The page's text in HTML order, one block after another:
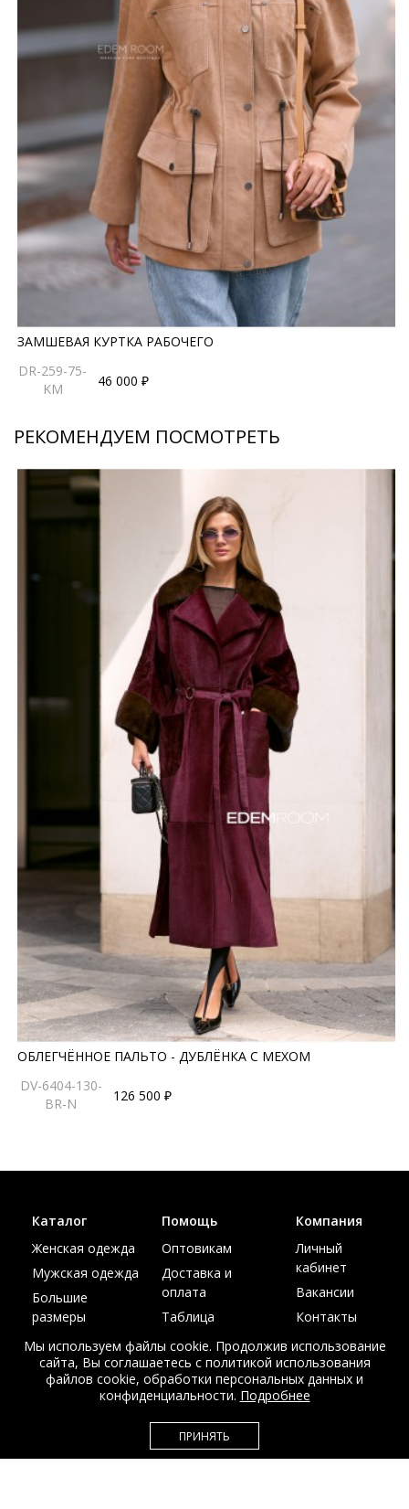
особым вниманием тщательностью, чтобы служить
вам долгие годы, радуя своим безупречным видом и
актуальностью.
*описание несет информационный характер, состав и
правила ухода могут быть изменены производителем
ЗАМШЕВАЯ КУРТКА РАБОЧЕГО
DR-259-75-
KM
46 000 ₽
РЕКОМЕНДУЕМ ПОСМОТРЕТЬ
ОБЛЕГЧЁННОЕ ПАЛЬТО - ДУБЛЁНКА С МЕХОМ
DV-6404-130-
BR-N
126 500 ₽
© Интернет магазин верхней одежды из меха и кожи
EDEM-ROOM 2011-2026
Каталог
Женская одежда
Мужская одежда
Большие
размеры
Акции
Помощь
Оптовикам
Доставка и
оплата
Таблица
Компания
Личный
кабинет
Вакансии
Контакты
Мы используем файлы cookie. Продолжив использование
сайта, Вы соглашаетесь с политикой использования
файлов cookie, обработки персональных данных и
конфиденциальности. Подробнее
ПРИНЯТЬ